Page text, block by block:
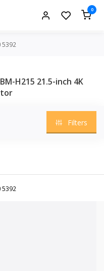
0
5392
H215 21.5-inch 4K
Filters
5392